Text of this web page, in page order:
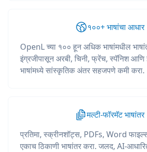
१००+ भाषांचा आधार
OpenL च्या १०० हून अधिक भाषांमधील
इंग्रजीपासून अरबी, चिनी, फ्रेंच, स्पॅनिश
भाषांमध्ये सांस्कृतिक अंतर सहजपणे कमी करा.
मल्टी-फॉरमॅट भाषांतर
प्रतिमा, स्क्रीनशॉट्स, PDFs, Word
एकाच ठिकाणी भाषांतर करा. जलद, AI-